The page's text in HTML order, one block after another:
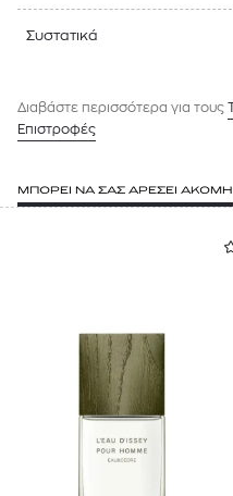
Συστατικά
Διαβάστε περισσότερα για τους
Επιστροφές
ΜΠΟΡΕΙ ΝΑ ΣΑΣ ΑΡΕΣΕΙ ΑΚΟΜΗ